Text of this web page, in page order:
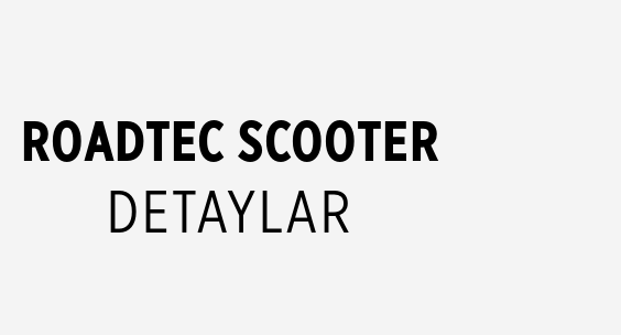
ROADTEC SCOOTER
DETAYLAR